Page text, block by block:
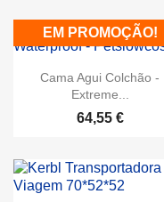
Cama Agui Colchão -
Extreme...
64,55 €
EM PROMOÇÃO!